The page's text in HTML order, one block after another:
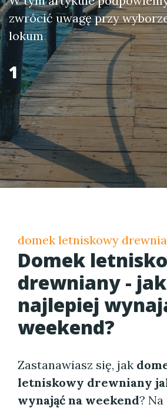
zwrócić uwagę przy
lokum
1
domek letniskowy
Domek
drewniany - jak
najlepiej
weekend?
Zastanawiasz się, jak
letniskowy drewniany
wynająć na weekend?